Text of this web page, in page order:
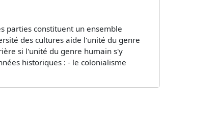
parties constituent un ensemble
des cultures aide l'unité du genre
si l'unité du genre humain s'y
historiques : - le colonialisme